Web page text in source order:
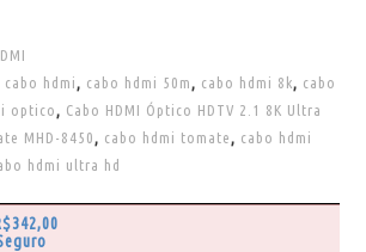
cabo hdmi cabo hdmi 50m cabo hdmi 8k
cabo
optico
Cabo HDMI Óptico HDTV 2.1 8K Ultra
MHD-8450
cabo hdmi tomate
cabo hdmi
hdmi ultra hd
342,00